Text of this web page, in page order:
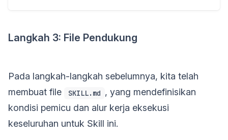
Langkah 3: File Pendukung
Pada langkah-langkah sebelumnya, kita telah
membuat file
SKILL.md , yang mendefinisikan
kondisi pemicu dan alur kerja eksekusi
keseluruhan untuk Skill ini.